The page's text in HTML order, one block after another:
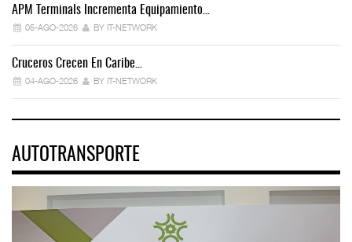
APM Terminals Incrementa Equipamiento…
05-AGO-2026 BY IT-NETWORK
Cruceros Crecen En Caribe…
04-AGO-2026 BY IT-NETWORK
AUTOTRANSPORTE